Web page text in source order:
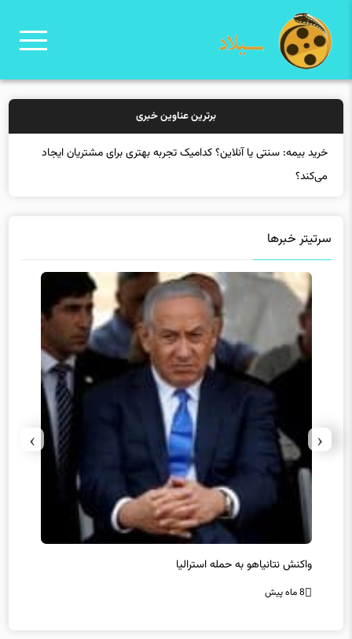
برترین عناوین خبری
خرید بیمه: سنتی یا آنلاین؟ کدامیک تجربه بهتری برای مشتریان ایجاد
می‌کند؟
سرتیتر خبرها
حماس ترور فرمانده ارشد القسام را تایید کرد
8 ماه پیش
‹
›